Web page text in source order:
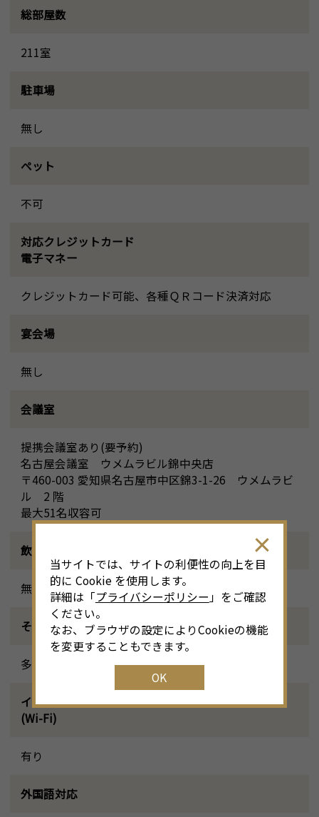
総部屋数
211室
駐車場
無し
ペット
不可
対応クレジットカード
電子マネー
クレジットカード可能、各種ＱＲコード決済対応
宴会場
無し
会議室
提携会議室あり(要予約)
名古屋会議室 ウメムラビル錦中央店
〒460-003 愛知県名古屋市中区錦3-1-26 ウメムラビ
ル 2 階
最大51名収容可
飲食施設
無し
その他設備
多目的トイレ, ジム, コインランドリー, 自動販売機
インターネット環境
(Wi-Fi)
有り
外国語対応
当サイトでは、サイトの利便性の向上を目
的に Cookie を使用します。
詳細は「プライバシーポリシー 」をご確認
ください。
なお、ブラウザの設定によりCookieの機能
を変更することもできます。
OK